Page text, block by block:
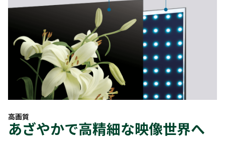
高画質
あざやかで高精細な映像世界へ